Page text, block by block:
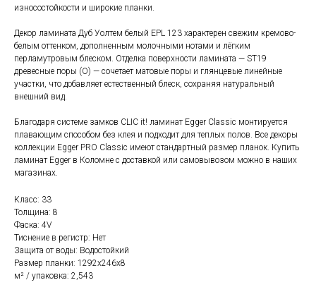
износостойкости и широкие планки.
Декор ламината Дуб Уолтем белый EPL 123 характерен свежим кремово-
белым оттенком, дополненным молочными нотами и лёгким
перламутровым блеском. Отделка поверхности ламината — ST19
древесные поры (О) — сочетает матовые поры и глянцевые линейные
участки, что добавляет естественный блеск, сохраняя натуральный
внешний вид.
Благодаря системе замков CLIC it! ламинат Egger Classic монтируется
плавающим способом без клея и подходит для теплых полов. Все декоры
коллекции Egger PRO Classic имеют стандартный размер планок. Купить
ламинат Egger в Коломне с доставкой или самовывозом можно в наших
магазинах.
Класс: 33
Толщина: 8
Фаска: 4V
Тиснение в регистр: Нет
Защита от воды: Водостойкий
Размер планки: 1292x246х8
м² / упаковка: 2,543